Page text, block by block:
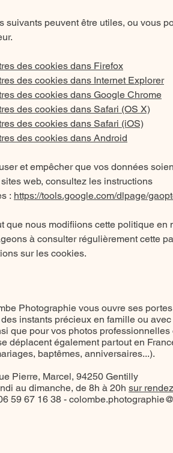
suivants peuvent être utiles, ou vous
des cookies dans Firefox
des cookies dans Internet Explorer
des cookies dans Google Chrome
des cookies dans Safari (OS X)
des cookies dans Safari (iOS)
des cookies dans Android
et empêcher que vos données
web, consultez les instructions
: https://tools.google.com/dlpage/
que nous modifiions cette politique en
à consulter régulièrement cette
sur les cookies.
Photographie vous ouvre ses
instants précieux en famille ou
que pour vos photos professionnelles
déplacent également partout en
baptêmes, anniversaires...).
Pierre, Marcel, 94250 Gentilly
au dimanche, de 8h à 20h sur
59 67 16 38 -